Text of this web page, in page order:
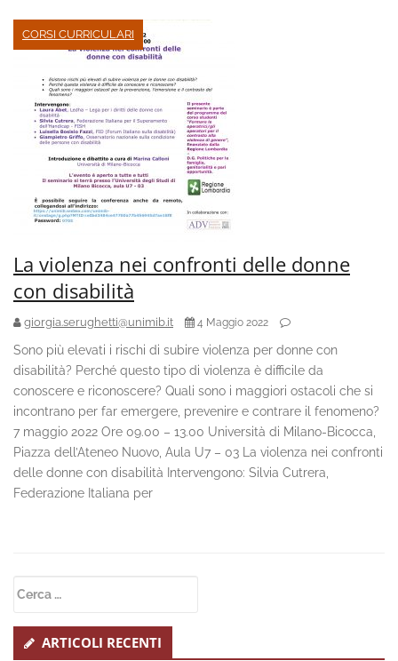
CORSI CURRICULARI
La violenza nei confronti delle donne
con disabilità
giorgia.serughetti@unimib.it 4 Maggio 2022
Sono più elevati i rischi di subire violenza per donne con
disabilità? Perché questo tipo di violenza è difficile da
conoscere e riconoscere? Quali sono i maggiori ostacoli che si
incontrano per far emergere, prevenire e contrare il fenomeno?
7 maggio 2022 Ore 09.00 – 13.00 Università di Milano-Bicocca,
Piazza dell’Ateneo Nuovo, Aula U7 – 03 La violenza nei confronti
delle donne con disabilità Intervengono: Silvia Cutrera,
Federazione Italiana per
Sidebar
ARTICOLI RECENTI